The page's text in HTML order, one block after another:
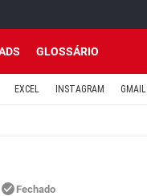
GLOSSÁRIO
EXCEL INSTAGRAM GMAIL
Fechado